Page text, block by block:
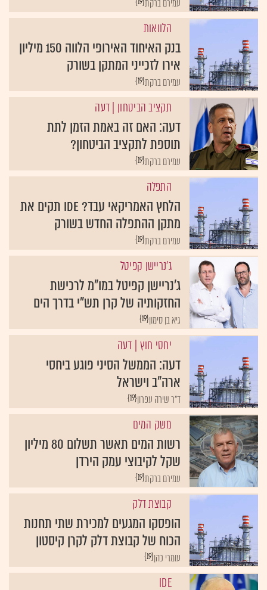
עמירם ברקת
הלוואות
בנק האיחוד האירופי הלווה 150 מיליון
אירו לזכייני המתקן בשורק
{19}עמירם ברקת
תקציב הביטחון | דעה
דעה: האם זה באמת הזמן לתת
תוספת לתקציב הביטחון?
{19}עמירם ברקת
התפלה
הלחץ האמריקאי עבד? IDE תקים את
מתקן ההתפלה החדש בשורק
{19}עמירם ברקת
ג'נריישן קפיטל
ג'נריישן קפיטל במו"מ לרכישת
החזקותיה של קרן תש"י בדרך הים
{19}גיא בן סימון
יחסי חוץ | דעה
דעה: הממשל הסיני פוגע ביחסי
ארה”ב וישראל
{19}ד"ר שירה עפרון
משק המים
רשות המים תאשר תשלום 80 מיליון
שקל לקיבוצי עמק הירדן
{19}עמירם ברקת
קבוצת דלק
הופסקו המגעים למכירת שתי תחנות
הכוח של קבוצת דלק לקרן קיסטון
{19}עומרי כהן
IDE